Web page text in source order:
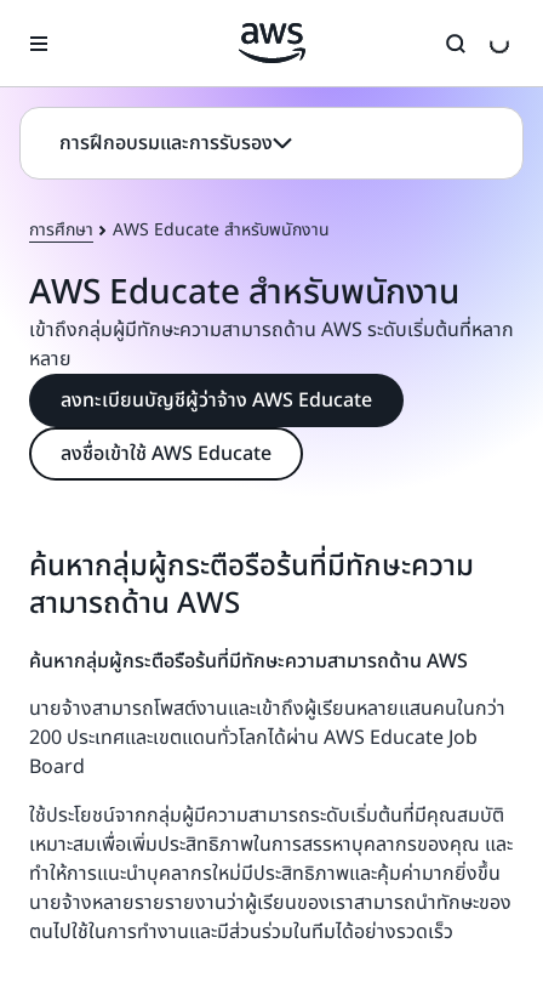
การฝึกอบรมและการรับรอง
การศึกษา AWS Educate สำหรับพนักงาน
AWS Educate สำหรับพนักงาน
เข้าถึงกลุ่มผู้มีทักษะความสามารถด้าน AWS ระดับเริ่มต้นที่หลาก
หลาย
ลงทะเบียนบัญชีผู้ว่าจ้าง AWS Educate
ลงชื่อเข้าใช้ AWS Educate
ค้นหากลุ่มผู้กระตือรือร้นที่มีทักษะความ
สามารถด้าน AWS
ค้นหากลุ่มผู้กระตือรือร้นที่มีทักษะความสามารถด้าน AWS
นายจ้างสามารถโพสต์งานและเข้าถึงผู้เรียนหลายแสนคนในกว่า
200 ประเทศและเขตแดนทั่วโลกได้ผ่าน AWS Educate Job
Board
ใช้ประโยชน์จากกลุ่มผู้มีความสามารถระดับเริ่มต้นที่มีคุณสมบัติ
เหมาะสมเพื่อเพิ่มประสิทธิภาพในการสรรหาบุคลากรของคุณ และ
ทำให้การแนะนำบุคลากรใหม่มีประสิทธิภาพและคุ้มค่ามากยิ่งขึ้น
นายจ้างหลายรายรายงานว่าผู้เรียนของเราสามารถนำทักษะของ
ตนไปใช้ในการทำงานและมีส่วนร่วมในทีมได้อย่างรวดเร็ว